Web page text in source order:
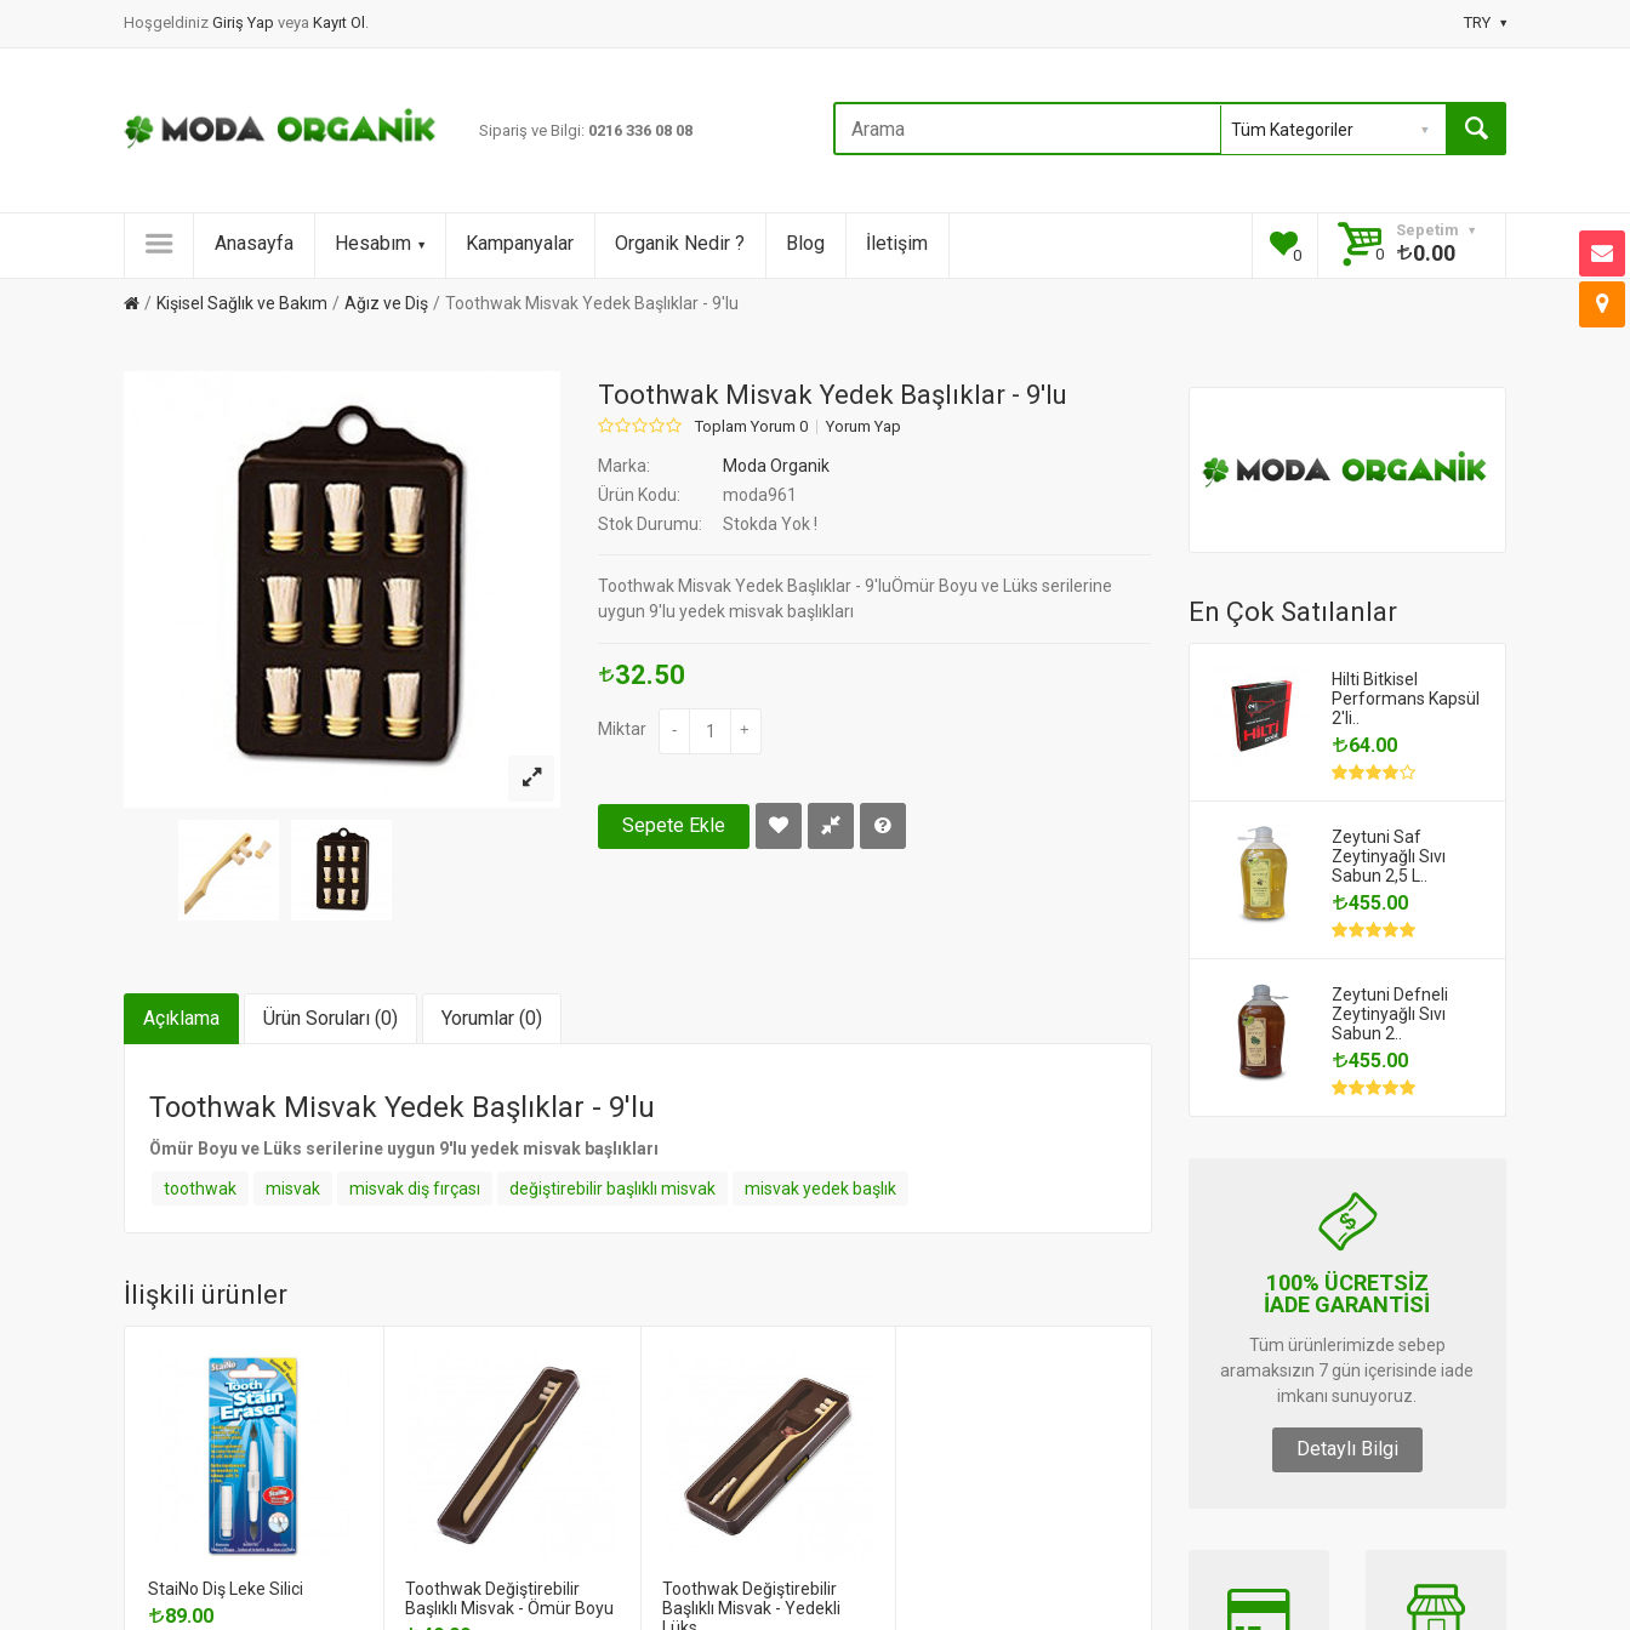
Hoşgeldiniz Giriş Yap veya Kayıt Ol . TRY
Sipariş ve Bilgi: 0216 336 08 08
Anasayfa Hesabım Kampanyalar Organik Nedir ? Blog İletişim
0
Sepetim
0
0.00
Kişisel Sağlık ve Bakım Ağız ve Diş Toothwak Misvak Yedek Başlıklar - 9'lu
Toothwak Misvak Yedek Başlıklar - 9'lu
Toplam Yorum 0 Yorum Yap
Marka:
Moda Organik
Ürün Kodu:
moda961
Stok Durumu:
Stokda Yok !
Toothwak Misvak Yedek Başlıklar - 9'luÖmür Boyu ve Lüks serilerine
uygun 9'lu yedek misvak başlıkları
32.50
Miktar - +
Sepete Ekle
Açıklama Ürün Soruları (0) Yorumlar (0)
Toothwak Misvak Yedek Başlıklar - 9'lu
Ömür Boyu ve Lüks serilerine uygun 9'lu yedek misvak başlıkları
toothwak misvak misvak diş fırçası değiştirebilir başlıklı misvak misvak yedek başlık
İlişkili ürünler
StaiNo Diş Leke Silici
89.00
Toothwak Değiştirebilir
Başlıklı Misvak - Ömür Boyu
Toothwak Değiştirebilir
Başlıklı Misvak - Yedekli
En Çok Satılanlar
Hilti Bitkisel
Performans Kapsül
2'li..
64.00
Zeytuni Saf
Zeytinyağlı Sıvı
Sabun 2,5 L..
455.00
Zeytuni Defneli
Zeytinyağlı Sıvı
Sabun 2..
455.00
100% ÜCRETSİZ
İADE GARANTİSİ
Tüm ürünlerimizde sebep
aramaksızın 7 gün içerisinde iade
imkanı sunuyoruz.
Detaylı Bilgi